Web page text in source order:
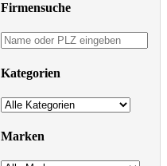
Firmensuche
suchen...
Kategorien
Marken